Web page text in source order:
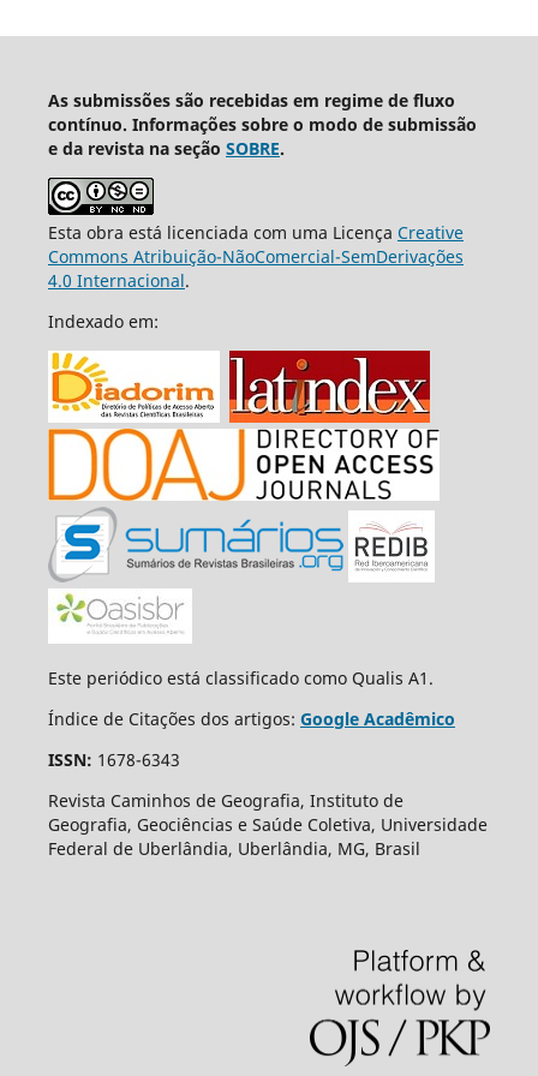
As submissões são recebidas em regime de fluxo
contínuo. Informações sobre o modo de submissão
e da revista na seção SOBRE.
Esta obra está licenciada com uma Licença Creative
Commons Atribuição-NãoComercial-SemDerivações
4.0 Internacional.
Indexado em:
Este periódico está classificado como Qualis A1.
Índice de Citações dos artigos: Google Acadêmico
ISSN: 1678-6343
Revista Caminhos de Geografia, Instituto de
Geografia, Geociências e Saúde Coletiva, Universidade
Federal de Uberlândia, Uberlândia, MG, Brasil